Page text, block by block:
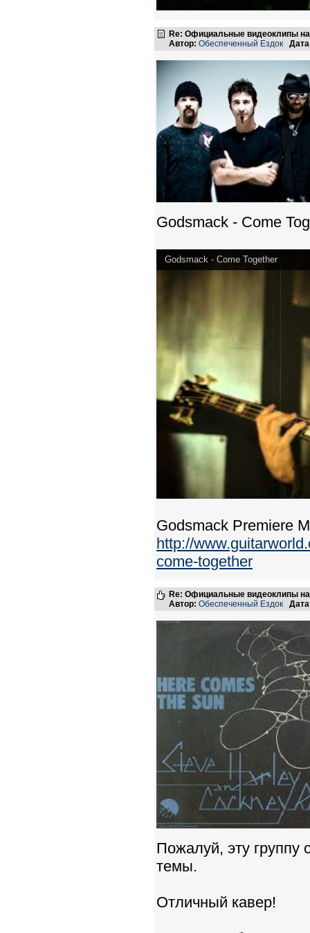
Re: Официальные видеоклипы
Автор: Обеспеченный Ездок
Godsmack - Come
Godsmack - Come Together
Godsmack Premiere
http://
come-together
Re: Официальные видеоклипы
Автор: Обеспеченный Ездок
Пожалуй, эту группу
темы.
Отличный кавер!